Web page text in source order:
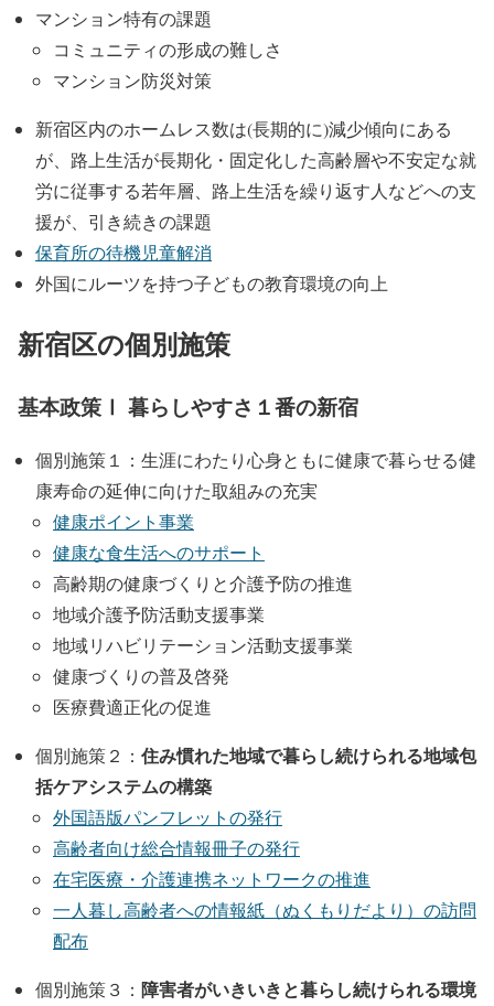
マンション特有の課題
コミュニティの形成の難しさ
マンション防災対策
新宿区内のホームレス数は(長期的に)減少傾向にある
が、路上生活が長期化・固定化した高齢層や不安定な就
労に従事する若年層、路上生活を繰り返す人などへの支
援が、引き続きの課題
保育所の待機児童解消
外国にルーツを持つ子どもの教育環境の向上
新宿区の個別施策
基本政策Ⅰ 暮らしやすさ１番の新宿
個別施策１：生涯にわたり心身ともに健康で暮らせる健
康寿命の延伸に向けた取組みの充実
健康ポイント事業
健康な食生活へのサポート
高齢期の健康づくりと介護予防の推進
地域介護予防活動支援事業
地域リハビリテーション活動支援事業
健康づくりの普及啓発
医療費適正化の促進
個別施策２： 住み慣れた地域で暮らし続けられる地域包
括ケアシステムの構築
外国語版パンフレットの発行
高齢者向け総合情報冊子の発行
在宅医療・介護連携ネットワークの推進
一人暮し高齢者への情報紙（ぬくもりだより）の訪問
配布
個別施策３： 障害者がいきいきと暮らし続けられる環境